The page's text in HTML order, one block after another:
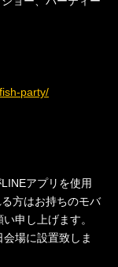
party/
アプリを使用
方はお持ちのモバ
申し上げます。
場に設置致しま